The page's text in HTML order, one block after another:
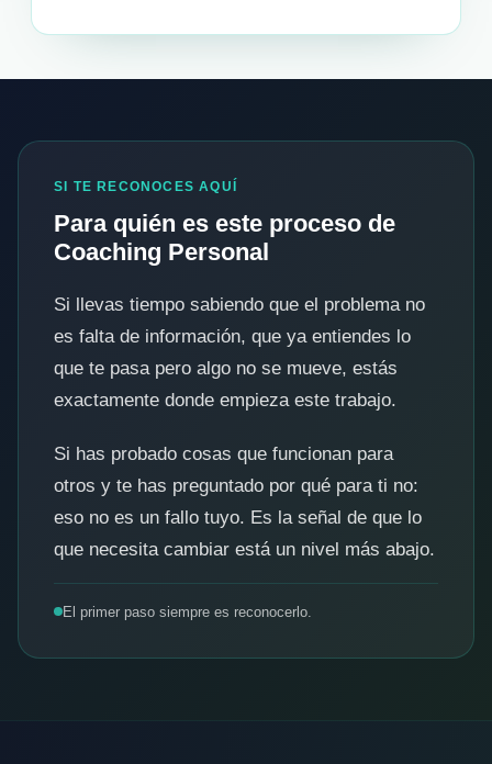
SI TE RECONOCES AQUÍ
Para quién es este proceso de
Coaching Personal
Si llevas tiempo sabiendo que el problema no
es falta de información, que ya entiendes lo
que te pasa pero algo no se mueve, estás
exactamente donde empieza este trabajo.
Si has probado cosas que funcionan para
otros y te has preguntado por qué para ti no:
eso no es un fallo tuyo. Es la señal de que lo
que necesita cambiar está un nivel más abajo.
El primer paso siempre es reconocerlo.